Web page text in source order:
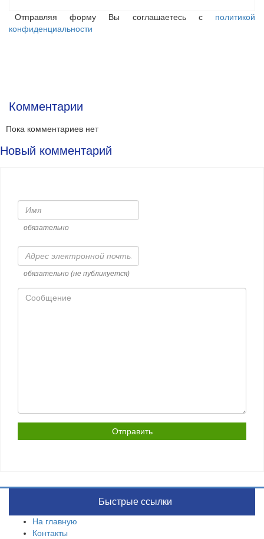
Отправляя форму Вы соглашаетесь с политикой
конфиденциальности
Комментарии
Пока комментариев нет
Новый комментарий
Имя
обязательно
Адрес
электронной
почты
обязательно (не публикуется)
Сообщение
Быстрые ссылки
На главную
Контакты